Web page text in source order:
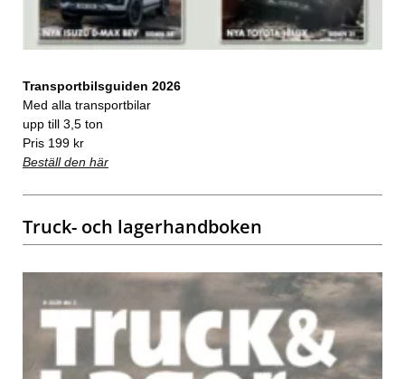
Transportbilsguiden 2026
Med alla transportbilar
upp till 3,5 ton
Pris 199 kr
Beställ den här
Truck- och lagerhandboken